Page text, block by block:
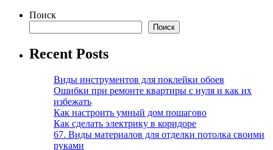
Поиск
Поиск
Recent Posts
Виды инструментов для поклейки обоев
Ошибки при ремонте квартиры с нуля и как их
избежать
Как настроить умный дом пошагово
Как сделать электрику в коридоре
67. Виды материалов для отделки потолка своими
руками